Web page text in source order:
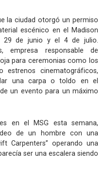
la ciudad otorgó un permiso
escénico en el Madison
29 de junio y el 4 de julio.
empresa responsable de
para ceremonias como los
cinematográficos,
una carpa o toldo en el
un evento para un máximo
en el MSG esta semana,
de un hombre con una
Carpenters” operando una
ser una escalera siendo